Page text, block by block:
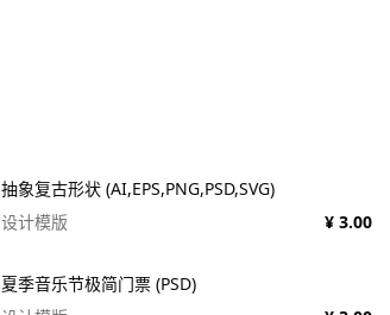
抽象复古形状 (AI,EPS,PNG,PSD,SVG)
设计模版
¥ 3.00
夏季音乐节极简门票 (PSD)